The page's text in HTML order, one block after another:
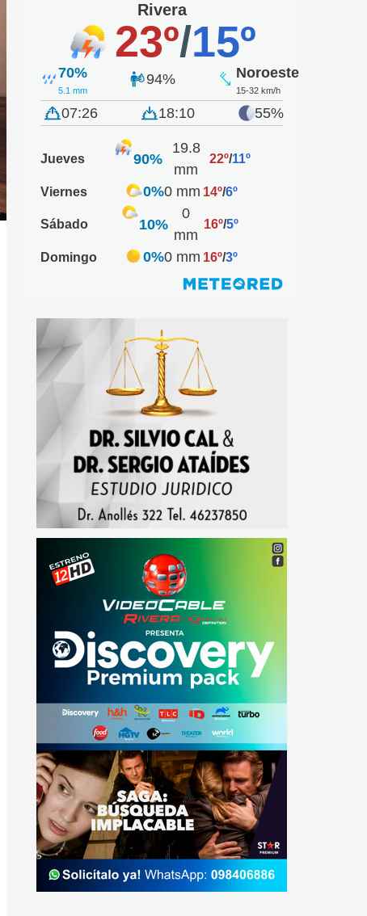
Rivera
23º/15º
70%
5.1 mm
94% Noroeste
15-32 km/h
07:26 18:10 55%
Jueves 90%
19.8
mm
22º/11º
Viernes 0%0 mm 14º/6º
Sábado 10%
0
mm
16º/5º
Domingo 0%0 mm 16º/3º